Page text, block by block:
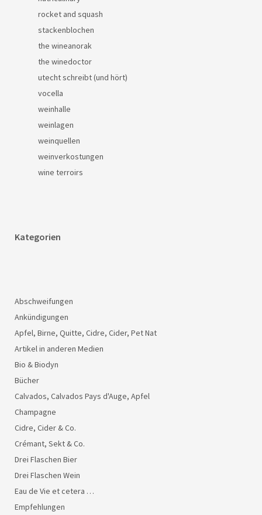
rocket and squash
stackenblochen
the wineanorak
the winedoctor
utecht schreibt (und hört)
vocella
weinhalle
weinlagen
weinquellen
weinverkostungen
wine terroirs
Kategorien
Abschweifungen
Ankündigungen
Apfel, Birne, Quitte, Cidre, Cider, Pet Nat
Artikel in anderen Medien
Bio & Biodyn
Bücher
Calvados, Calvados Pays d'Auge, Apfel
Champagne
Cidre, Cider & Co.
Crémant, Sekt & Co.
Drei Flaschen Bier
Drei Flaschen Wein
Eau de Vie et cetera …
Empfehlungen